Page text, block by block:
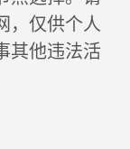
，仅供个人
其他违法活